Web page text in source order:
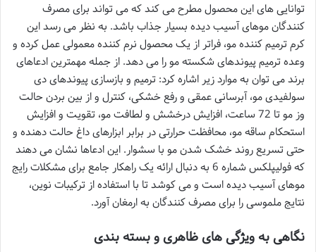
توانایی های این محصول مطرح می کند که می تواند برای مصرف
کنندگان موهای آسیب دیده بسیار جذاب باشد. به نظر می رسد این
کرم ترمیم کننده مو، فراتر از یک محصول نرم کننده معمولی عمل کرده و
وعده ترمیم پیوندهای شکسته مو را می دهد. از جمله مهمترین ادعاهای
برند می توان به موارد زیر اشاره کرد: ترمیم و بازسازی پیوندهای دی
سولفیدی مو، آبرسانی عمقی و رفع خشکی، کنترل و از بین بردن حالت
وز مو تا 72 ساعت، افزایش درخشش و لطافت مو، تقویت و افزایش
استحکام ساقه مو، محافظت حرارتی در برابر ابزارهای داغ حالت دهنده و
حتی تسریع روند خشک شدن مو با سشوار. این ادعاها نشان می دهند
که فولیپلکس شماره 6 به دنبال ارائه یک راهکار جامع برای مشکلات رایج
موهای آسیب دیده است و می کوشد تا با استفاده از ترکیبات نوین،
نتایج ملموسی را برای مصرف کنندگان به ارمغان آورد.
نگاهی به ویژگی های ظاهری و بسته بندی